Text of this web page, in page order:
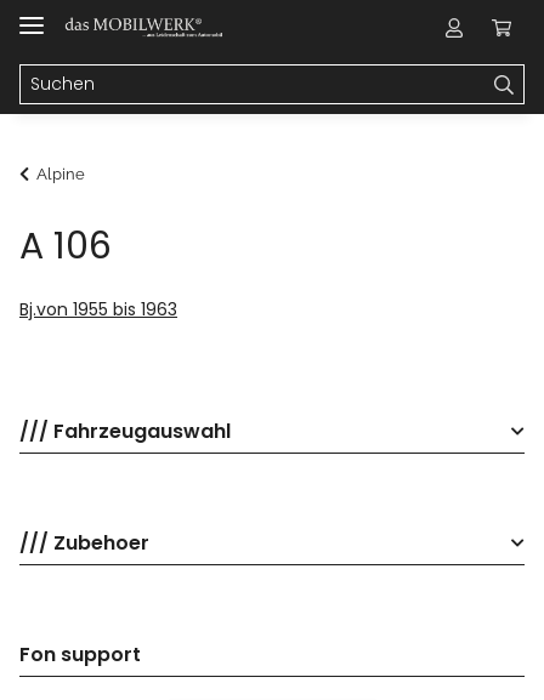
Alpine
A 106
Bj.von 1955 bis 1963
/// Fahrzeugauswahl
/// Zubehoer
Fon support